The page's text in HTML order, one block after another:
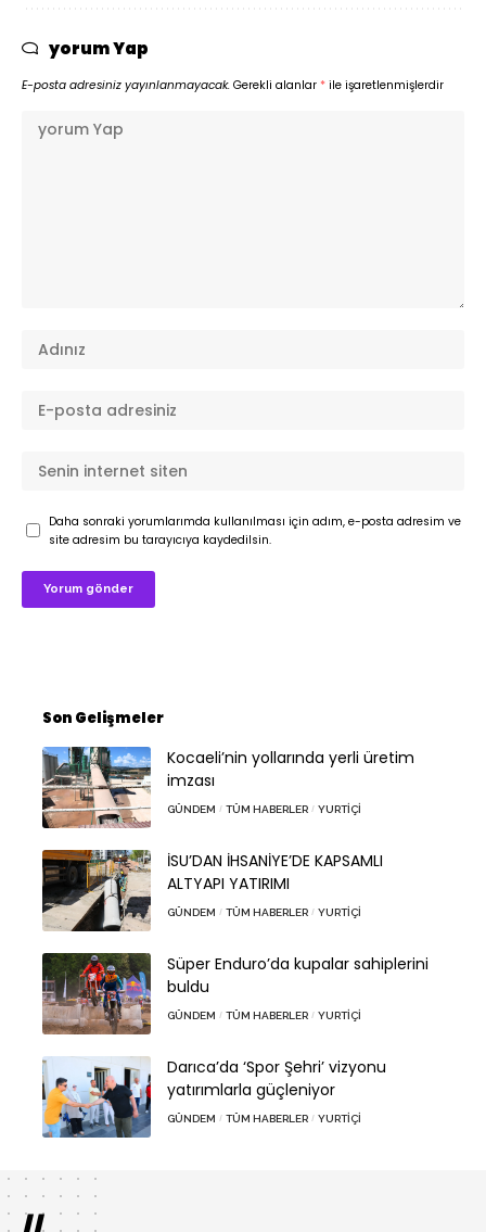
yorum Yap
E-posta adresiniz yayınlanmayacak. Gerekli alanlar * ile işaretlenmişlerdir
Daha sonraki yorumlarımda kullanılması için adım, e-posta adresim ve
site adresim bu tarayıcıya kaydedilsin.
Son Gelişmeler
Kocaeli’nin yollarında yerli üretim
imzası
GÜNDEM TÜM HABERLER YURTIÇI
İSU’DAN İHSANİYE’DE KAPSAMLI
ALTYAPI YATIRIMI
GÜNDEM TÜM HABERLER YURTIÇI
Süper Enduro’da kupalar sahiplerini
buldu
GÜNDEM TÜM HABERLER YURTIÇI
Darıca’da ‘Spor Şehri’ vizyonu
yatırımlarla güçleniyor
GÜNDEM TÜM HABERLER YURTIÇI